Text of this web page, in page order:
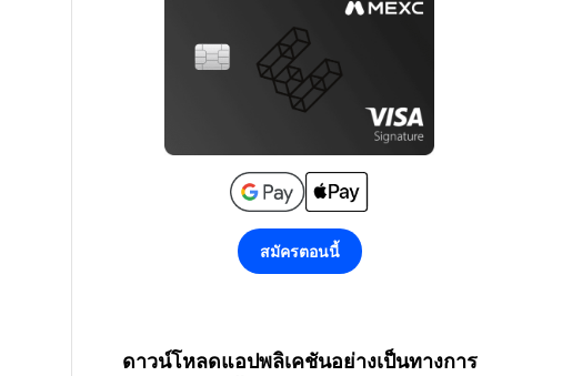
สมัครตอนนี้
ดาวน์โหลดแอปพลิเคชันอย่างเป็นทางการ